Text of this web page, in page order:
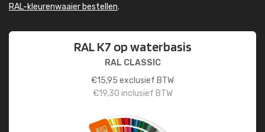
RAL-kleurenwaaier bestellen.
RAL K7 op waterbasis
RAL CLASSIC
€15,95 exclusief BTW
€19,30 inclusief BTW